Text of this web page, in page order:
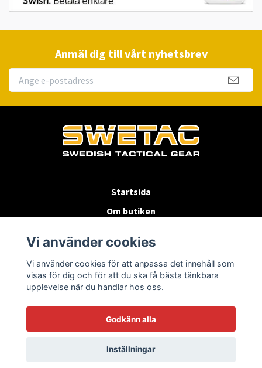
Anmäl dig till vårt nyhetsbrev
Startsida
Om butiken
Byten & Returer
Kontakta oss
Vi använder cookies
Vi använder cookies för att anpassa det innehåll som
visas för dig och för att du ska få bästa tänkbara
upplevelse när du handlar hos oss.
Godkänn alla
Inställningar